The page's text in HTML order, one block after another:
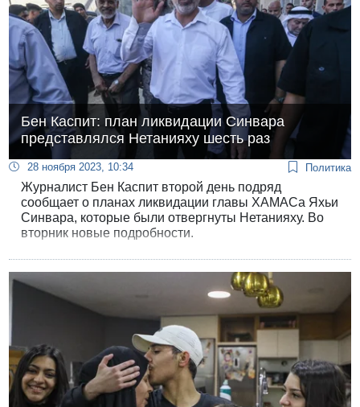
Бен Каспит: план ликвидации Синвара
представлялся Нетанияху шесть раз
28 ноября 2023, 10:34 Политика
Журналист Бен Каспит второй день подряд
сообщает о планах ликвидации главы ХАМАСа Яхьи
Синвара, которые были отвергнуты Нетанияху. Во
вторник новые подробности.